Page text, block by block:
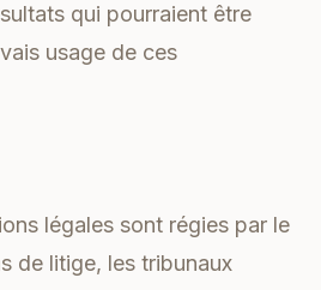
qui pourraient être
usage de ces
légales sont régies par le
de litige, les tribunaux